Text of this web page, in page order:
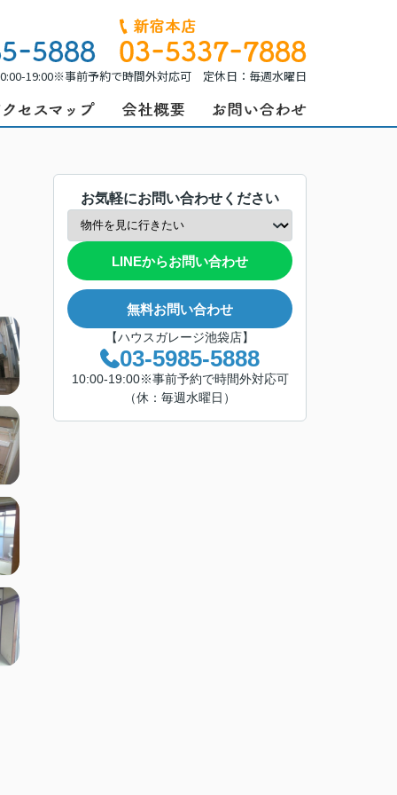
19:00※事前予約で時間外対応可 定休日：毎週水曜日
お気軽にお問い合わせください
LINEからお問い合わせ
無料お問い合わせ
【ハウスガレージ池袋店】
03-5985-5888
10:00-19:00※事前予約で時間外対応可
（休：毎週水曜日）